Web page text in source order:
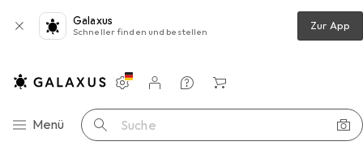
Galaxus
Schneller finden und bestellen Zur App
Navigation nach Kategorien
Menü Suche
Einstellungen
Kundenkonto
Vergleichslisten
Merklisten
Warenkorb